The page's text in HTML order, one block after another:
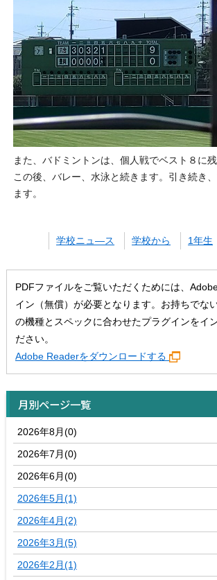
また、バドミントンは、個人戦でベスト８に残
この後、バレー、水泳と続きます。引き続き
ます。
学校ニュ―ス 学校から 1年生
PDFファイルをご覧いただくためには、
イン（無償）が必要となります。お持ちでな
の機種とスペックに合わせたプラグインをイ
ださい。
Adobe Readerをダウンロードする
月別ページ一覧
2026年8月(0)
2026年7月(0)
2026年6月(0)
2026年5月(1)
2026年4月(2)
2026年3月(5)
2026年2月(1)